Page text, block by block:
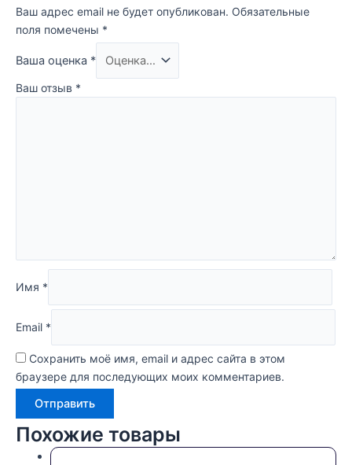
Ваш адрес email не будет опубликован. Обязательные
поля помечены *
Ваша оценка *
Ваш отзыв *
Имя *
Email *
Сохранить моё имя, email и адрес сайта в этом
браузере для последующих моих комментариев.
Похожие товары